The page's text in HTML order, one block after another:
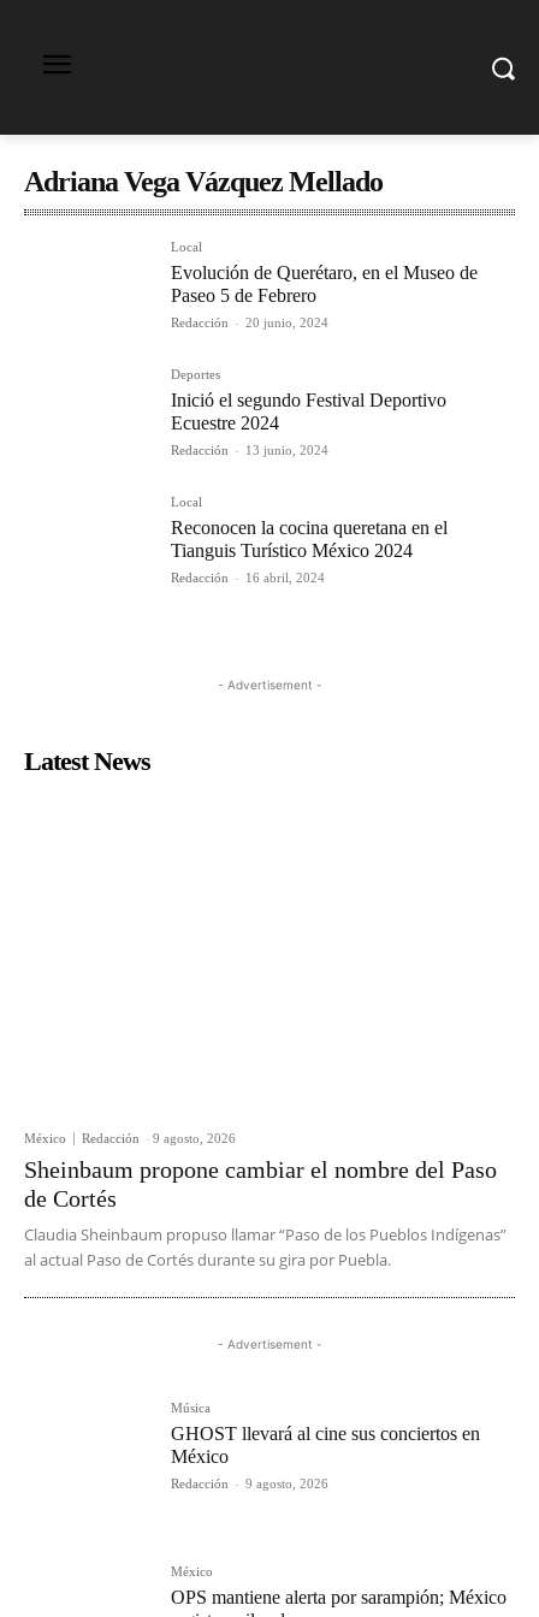
Adriana Vega Vázquez Mellado
Local
Evolución de Querétaro, en el Museo de
Paseo 5 de Febrero
Redacción - 20 junio, 2024
Deportes
Inició el segundo Festival Deportivo
Ecuestre 2024
Redacción - 13 junio, 2024
Local
Reconocen la cocina queretana en el
Tianguis Turístico México 2024
Redacción - 16 abril, 2024
- Advertisement -
Latest News
México Redacción - 9 agosto, 2026
Sheinbaum propone cambiar el nombre del Paso
de Cortés
Claudia Sheinbaum propuso llamar “Paso de los Pueblos Indígenas”
al actual Paso de Cortés durante su gira por Puebla.
- Advertisement -
Música
GHOST llevará al cine sus conciertos en
México
Redacción - 9 agosto, 2026
México
OPS mantiene alerta por sarampión; México